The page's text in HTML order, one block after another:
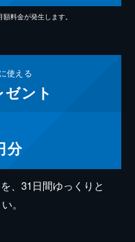
料金が発生します。
使える
ント
分
、31日間ゆっくりと
。